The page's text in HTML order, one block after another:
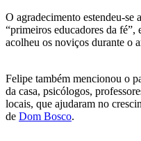
O agradecimento estendeu-se
“primeiros educadores da fé”,
acolheu os noviços durante o
Felipe também mencionou o
da casa, psicólogos,
locais, que ajudaram no
de Dom Bosco.